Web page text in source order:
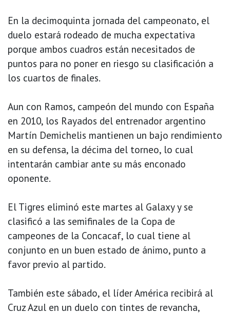
En la decimoquinta jornada del campeonato, el
duelo estará rodeado de mucha expectativa
porque ambos cuadros están necesitados de
puntos para no poner en riesgo su clasificación a
los cuartos de finales.
Aun con Ramos, campeón del mundo con España
en 2010, los Rayados del entrenador argentino
Martín Demichelis mantienen un bajo rendimiento
en su defensa, la décima del torneo, lo cual
intentarán cambiar ante su más enconado
oponente.
El Tigres eliminó este martes al Galaxy y se
clasificó a las semifinales de la Copa de
campeones de la Concacaf, lo cual tiene al
conjunto en un buen estado de ánimo, punto a
favor previo al partido.
También este sábado, el líder América recibirá al
Cruz Azul en un duelo con tintes de revancha,